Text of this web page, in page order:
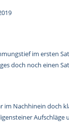
im ersten
doch noch einen
Nachhinein doch